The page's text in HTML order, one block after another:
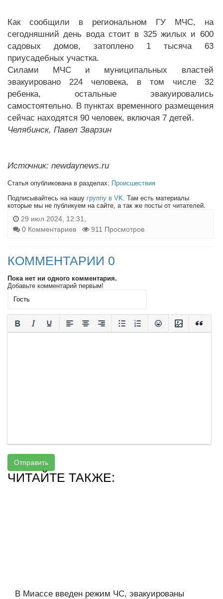
Как сообщили в региональном ГУ МЧС, на
сегодняшний день вода стоит в 325 жилых и 600
садовых домов, затоплено 1 тысяча 63
приусадебных участка.
Силами МЧС и муниципальных властей
эвакуировано 224 человека, в том числе 32
ребенка, остальные эвакуировались
самостоятельно. В пунктах временного размещения
сейчас находятся 90 человек, включая 7 детей.
Челябинск, Павел Зварзин
Источник: newdaynews.ru
Статья опубликована в разделах: Происшествия
Подписывайтесь на нашу группу в VK . Там есть материалы
которые мы не публикуем на сайте, а так же посты от читателей.
29 июл 2024, 12:31,
0 Комментариев
911 Просмотров
КОММЕНТАРИИ 0
Пока нет ни одного комментария.
Добавьте комментарий первым!
Отправить
ЧИТАЙТЕ ТАКЖЕ:
В Миассе введен режим ЧС, эвакуированы